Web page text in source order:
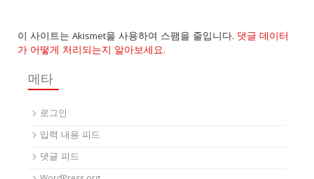
이 사이트는 Akismet을 사용하여 스팸을 줄입니다. 댓글 데이터
가 어떻게 처리되는지 알아보세요.
메타
로그인
입력 내용 피드
댓글 피드